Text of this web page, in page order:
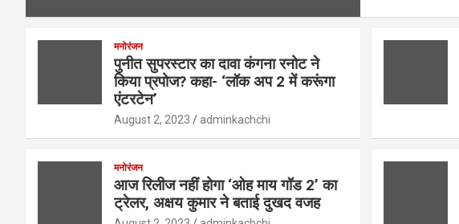
मनोरंजन
पुनीत सुपरस्टार का दावा कंगना रनोट ने
किया प्रपोज? कहा- ‘लॉक अप 2 में करूंगा
एंटरटेन’
August 2, 2023 adminkachchi
मनोरंजन
आज रिलीज नहीं होगा ‘ओह माय गॉड 2’ का
ट्रेलर, अक्षय कुमार ने बताई दुखद वजह